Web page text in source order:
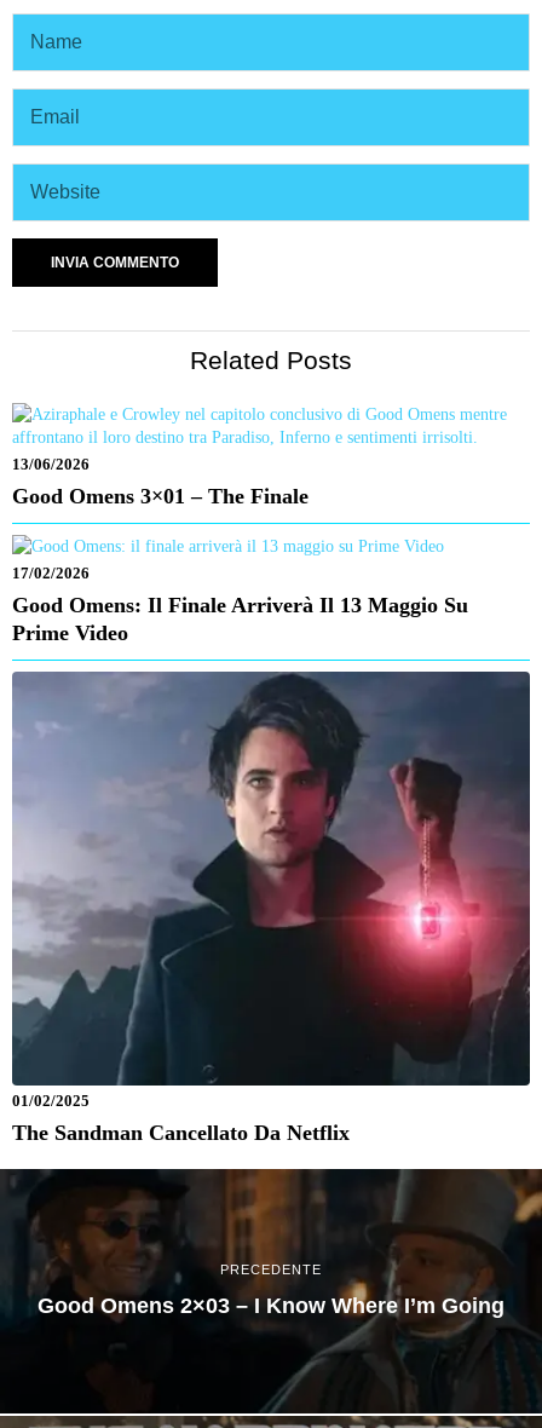
Related Posts
13/06/2026
Good Omens 3×01 – The Finale
17/02/2026
Good Omens: Il Finale Arriverà Il 13 Maggio Su
Prime Video
01/02/2025
The Sandman Cancellato Da Netflix
PRECEDENTE
Good Omens 2×03 – I Know Where I’m Going